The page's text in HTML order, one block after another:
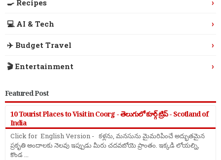
🍳 Recipes ›
💻 AI & Tech ›
✈️ Budget Travel ›
🎬 Entertainment ›
Featured Post
10 Tourist Places to Visit in Coorg - తెలుగులో కూర్గ్ ట్రిప్ - Scotland of
India
Click for English Version - కళ్లను, మనసును మైమరిపించే అద్భుతమైన
ప్రకృతి అందాలకు నెలవు ఇప్పుడు మీరు చదవబోయె ప్రాంతం. ఇక్కడి లోయల్ని,
కొండ ...